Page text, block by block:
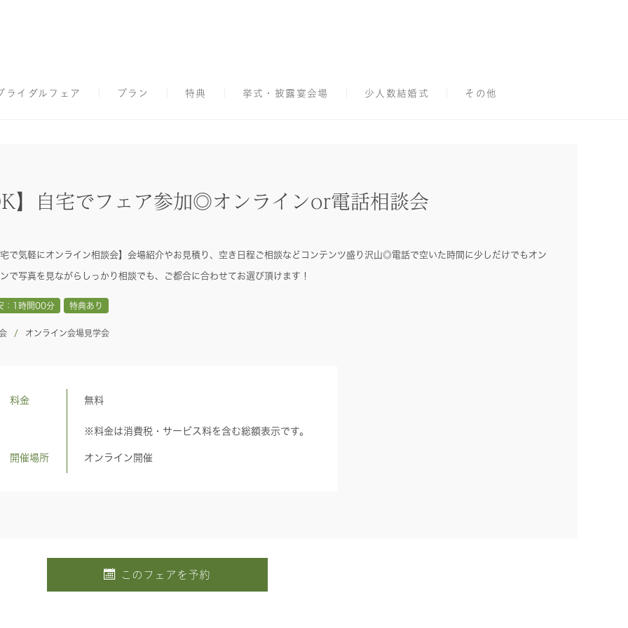
ライダルフェア プラン 特典 挙式・披露宴会場 少人数結婚式 その他
】自宅でフェア参加◎オンラインor電話相談会
で気軽にオンライン相談会】会場紹介やお見積り、空き日程ご相談などコンテンツ盛り沢山◎電話で空いた時間に少しだけでもオン
で写真を見ながらしっかり相談でも、ご都合に合わせてお選び頂けます！
：1時間00分 特典あり
オンライン会場見学会
料金 無料
※料金は消費税・サービス料を含む総額表示です。
開催場所 オンライン開催
このフェアを予約